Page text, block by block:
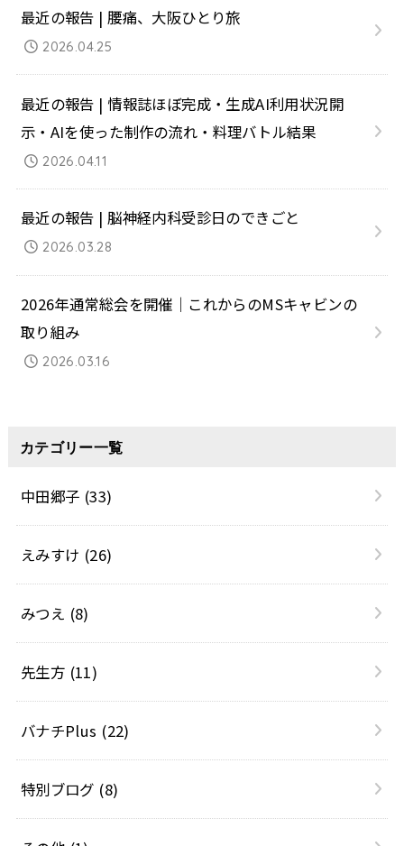
最近の報告 | 腰痛、大阪ひとり旅
2026.04.25
最近の報告 | 情報誌ほぼ完成・生成AI利用状況開
示・AIを使った制作の流れ・料理バトル結果
2026.04.11
最近の報告 | 脳神経内科受診日のできごと
2026.03.28
2026年通常総会を開催｜これからのMSキャビンの
取り組み
2026.03.16
カテゴリー一覧
中田郷子 (33)
えみすけ (26)
みつえ (8)
先生方 (11)
バナチPlus (22)
特別ブログ (8)